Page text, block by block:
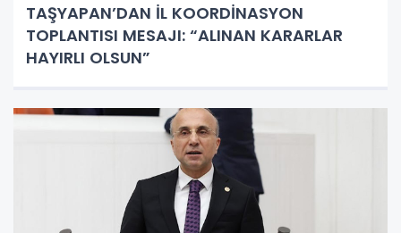
TAŞYAPAN’DAN İL KOORDİNASYON
TOPLANTISI MESAJI: “ALINAN KARARLAR
HAYIRLI OLSUN”